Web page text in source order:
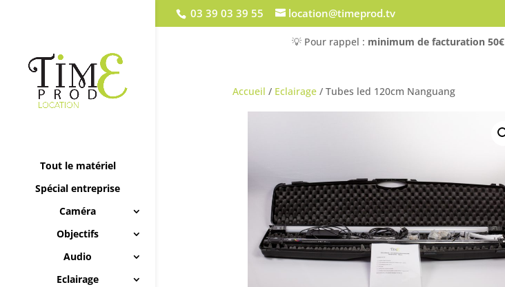
03 39 03 39 55 location@timeprod.tv
Tout le matériel
Spécial entreprise
Caméra
Objectifs
Audio
Eclairage
💡 Pour rappel : minimum de facturation 50€
Accueil / Eclairage/ Tubes led 120cm Nanguang